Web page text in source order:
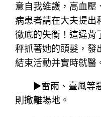
意自我維護，高血壓
病患者請在大夫提出
徹底的失衡！這違背
秤抓著她的頭髮，發
結束活動并實時就醫
▶雷雨、臺風等
則撤離場地。